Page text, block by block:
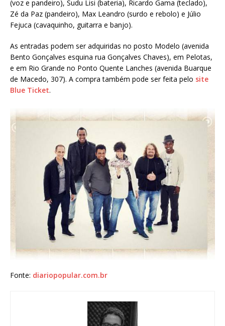
(voz e pandeiro), Sudu Lisi (bateria), Ricardo Gama (teclado),
Zé da Paz (pandeiro), Max Leandro (surdo e rebolo) e Júlio
Fejuca (cavaquinho, guitarra e banjo).
As entradas podem ser adquiridas no posto Modelo (avenida
Bento Gonçalves esquina rua Gonçalves Chaves), em Pelotas,
e em Rio Grande no Ponto Quente Lanches (avenida Buarque
de Macedo, 307). A compra também pode ser feita pelo site
Blue Ticket.
Fonte: diariopopular.com.br